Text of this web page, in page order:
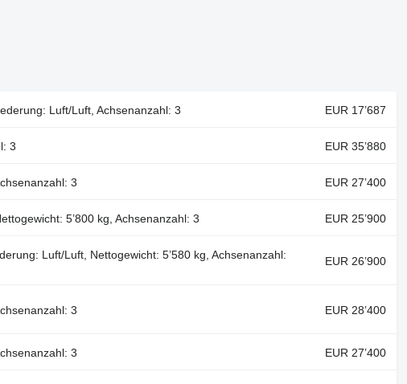
Luft/Luft, Achsenanzahl: 3 EUR 17’687
3 EUR 35’880
3 EUR 27’400
5’800 kg, Achsenanzahl: 3 EUR 25’900
Luft/Luft, Nettogewicht: 5’580 kg, Achsenanzahl:
EUR 26’900
3 EUR 28’400
3 EUR 27’400